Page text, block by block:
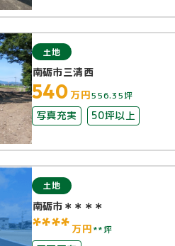
土地
南砺市三清西
540万円556.35坪
写真充実 50坪以上
土地
南砺市＊＊＊＊
****万円**坪